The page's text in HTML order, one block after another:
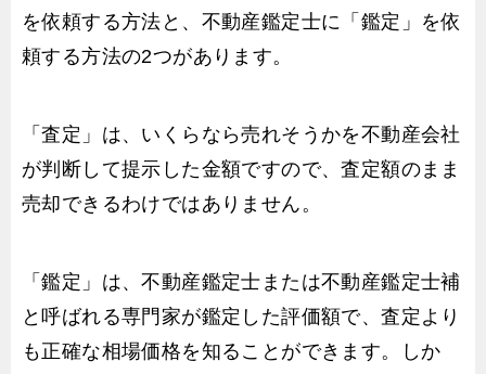
を依頼する方法と、不動産鑑定士に「鑑定」を依
頼する方法の2つがあります。
「査定」は、いくらなら売れそうかを不動産会社
が判断して提示した金額ですので、査定額のまま
売却できるわけではありません。
「鑑定」は、不動産鑑定士または不動産鑑定士補
と呼ばれる専門家が鑑定した評価額で、査定より
も正確な相場価格を知ることができます。しか